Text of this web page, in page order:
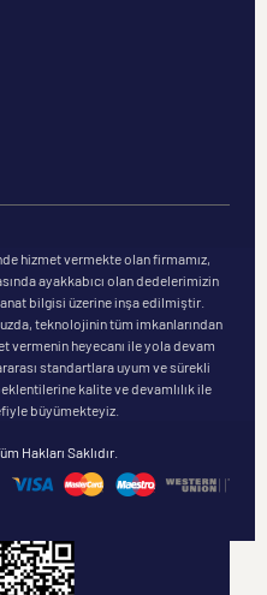
hizmet vermekte olan firmamız,
ayakkabıcı olan dedelerimizin
bilgisi üzerine inşa edilmiştir.
teknolojinin tüm imkanlarından
vermenin heyecanı ile yola devam
standartlara uyum ve sürekli
kalite ve devamlılık ile
büyümekteyiz.
Hakları Saklıdır.